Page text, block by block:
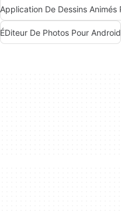
ÉDiteur De Photos Pour Android